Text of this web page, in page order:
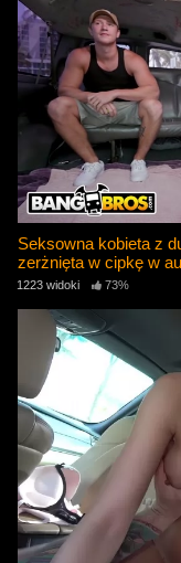
Seksowna kobieta z
zerżnięta w cipkę w
1223 widoki 73%